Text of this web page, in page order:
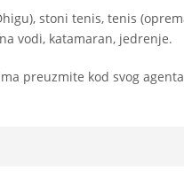
stoni tenis, tenis
vodi, katamaran, jedrenje.
preuzmite kod svog